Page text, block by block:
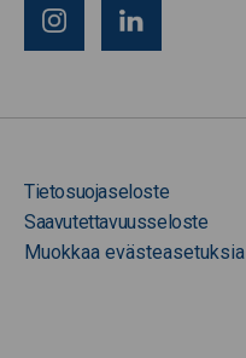
Tietosuojaseloste
Saavutettavuusseloste
Muokkaa evästeasetuksia